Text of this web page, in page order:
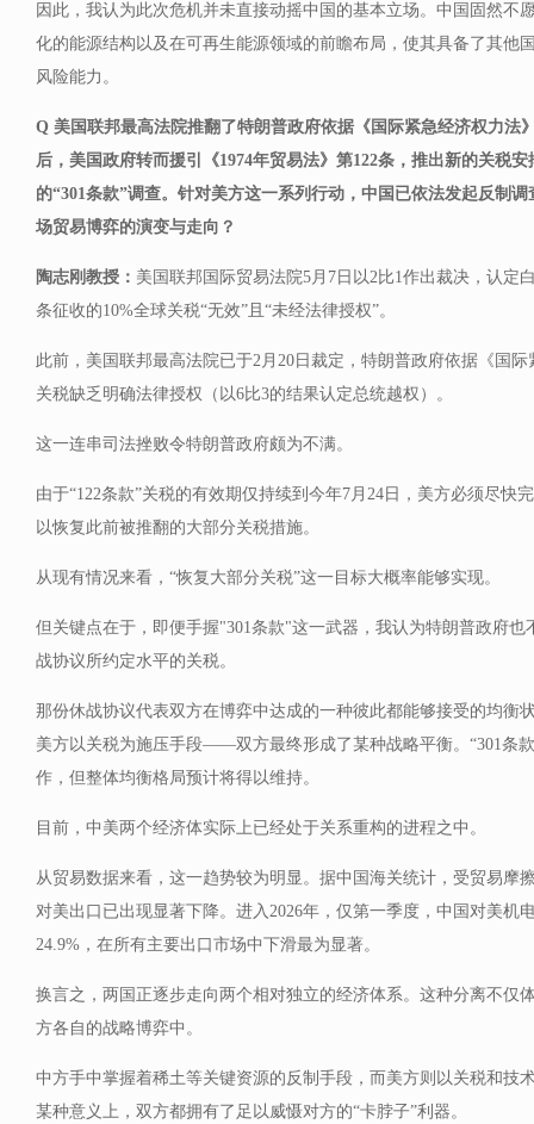
因此，我认为此次危机并未直接动摇中国的基本立场。中国固然不
化的能源结构以及在可再生能源领域的前瞻布局，使其具备了其他
风险能力。
Q 美国联邦最高法院推翻了特朗普政府依据《国际紧急经济权力法
后，美国政府转而援引《1974年贸易法》第122条，推出新的关税
的“301条款”调查。针对美方这一系列行动，中国已依法发起反制
场贸易博弈的演变与走向？
陶志刚教授： 美国联邦国际贸易法院5月7日以2比1作出裁决，认定
条征收的10%全球关税“无效”且“未经法律授权”。
此前，美国联邦最高法院已于2月20日裁定，特朗普政府依据《国
关税缺乏明确法律授权（以6比3的结果认定总统越权）。
这一连串司法挫败令特朗普政府颇为不满。
由于“122条款”关税的有效期仅持续到今年7月24日，美方必须尽快
以恢复此前被推翻的大部分关税措施。
从现有情况来看，“恢复大部分关税”这一目标大概率能够实现。
但关键点在于，即便手握"301条款"这一武器，我认为特朗普政府也
战协议所约定水平的关税。
那份休战协议代表双方在博弈中达成的一种彼此都能够接受的均衡
美方以关税为施压手段——双方最终形成了某种战略平衡。“301条
作，但整体均衡格局预计将得以维持。
目前，中美两个经济体实际上已经处于关系重构的进程之中。
从贸易数据来看，这一趋势较为明显。据中国海关统计，受贸易摩
对美出口已出现显著下降。进入2026年，仅第一季度，中国对美机
24.9%，在所有主要出口市场中下滑最为显著。
换言之，两国正逐步走向两个相对独立的经济体系。这种分离不仅
方各自的战略博弈中。
中方手中掌握着稀土等关键资源的反制手段，而美方则以关税和
某种意义上，双方都拥有了足以威慑对方的“卡脖子”利器。